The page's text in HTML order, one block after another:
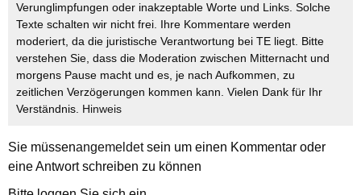
Verunglimpfungen oder inakzeptable Worte und Links. Solche
Texte schalten wir nicht frei. Ihre Kommentare werden
moderiert, da die juristische Verantwortung bei TE liegt. Bitte
verstehen Sie, dass die Moderation zwischen Mitternacht und
morgens Pause macht und es, je nach Aufkommen, zu
zeitlichen Verzögerungen kommen kann. Vielen Dank für Ihr
Verständnis. Hinweis
Sie müssenangemeldetsein um einen Kommentar oder
eine Antwort schreiben zu können